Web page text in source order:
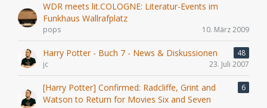
WDR meets lit.COLOGNE: Literatur-Events im
Funkhaus Wallrafplatz
pops 10. März 2009
Harry Potter - Buch 7 - News & Diskussionen
48
jc
23. Juli 2007
[Harry Potter] Confirmed: Radcliffe, Grint and
Watson to Return for Movies Six and Seven
6